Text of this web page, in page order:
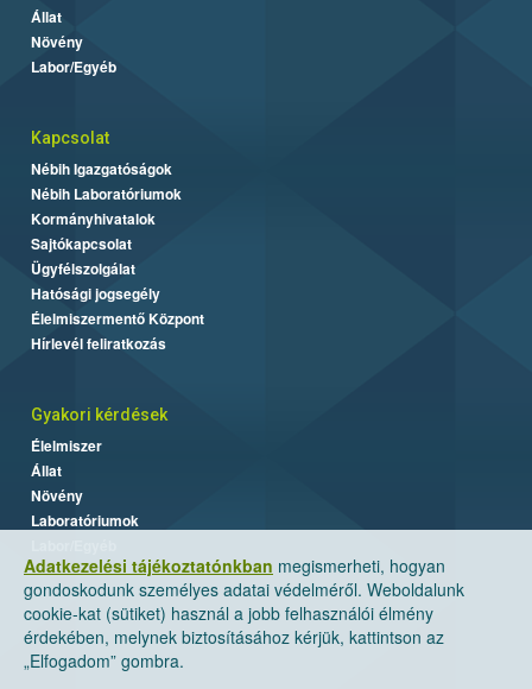
Adatkezelési tájékoztatónkban megismerheti, hogyan
gondoskodunk személyes adatai védelméről. Weboldalunk
cookie-kat (sütiket) használ a jobb felhasználói élmény
érdekében, melynek biztosításához kérjük, kattintson az
„Elfogadom” gombra.
Állat
Növény
Labor/Egyéb
Kapcsolat
Nébih Igazgatóságok
Nébih Laboratóriumok
Kormányhivatalok
Sajtókapcsolat
Ügyfélszolgálat
Hatósági jogsegély
Élelmiszermentő Központ
Hírlevél feliratkozás
Gyakori kérdések
Élelmiszer
Állat
Növény
Laboratóriumok